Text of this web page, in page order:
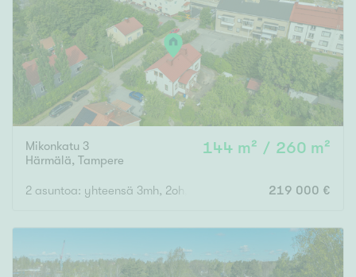
Mikonkatu 3
Härmälä, Tampere
144 m² / 260 m²
2 asuntoa: yhteensä 3mh, 2oh, 2k, 3wc, ph, s, varastoja,
219 000 €